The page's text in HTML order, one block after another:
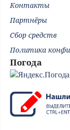
Контакты
Партнёры
Сбор средств
Политика
Погода